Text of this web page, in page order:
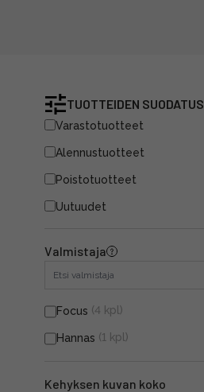
TUOTTEIDEN SUODATUS
Varastotuotteet
Alennustuotteet
Poistotuotteet
Uutuudet
Valmistaja
Focus (4 kpl)
Hannas (1 kpl)
Kehyksen kuvan koko